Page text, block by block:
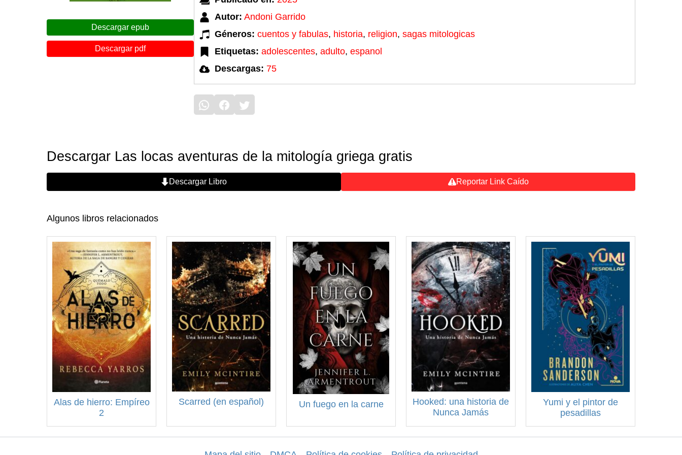
Descargar epub
Descargar pdf
Autor: Andoni Garrido
Géneros: cuentos y fabulas, historia, religion, sagas mitologicas
Etiquetas: adolescentes, adulto, espanol
Descargas: 75
Descargar Las locas aventuras de la mitología griega gratis
Descargar Libro Reportar Link Caído
Algunos libros relacionados
Alas de hierro: Empíreo
2
Scarred (en español) Un fuego en la carne
Hooked: una historia de
Nunca Jamás
Yumi y el pintor de
pesadillas